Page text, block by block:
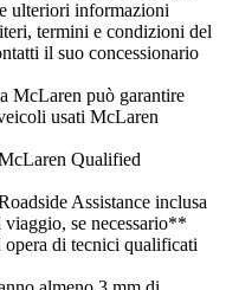
ulteriori informazioni
termini e condizioni del
il suo concessionario
McLaren può garantire
usati McLaren
Qualified
Assistance inclusa
viaggio, se necessario**
opera di tecnici qualificati